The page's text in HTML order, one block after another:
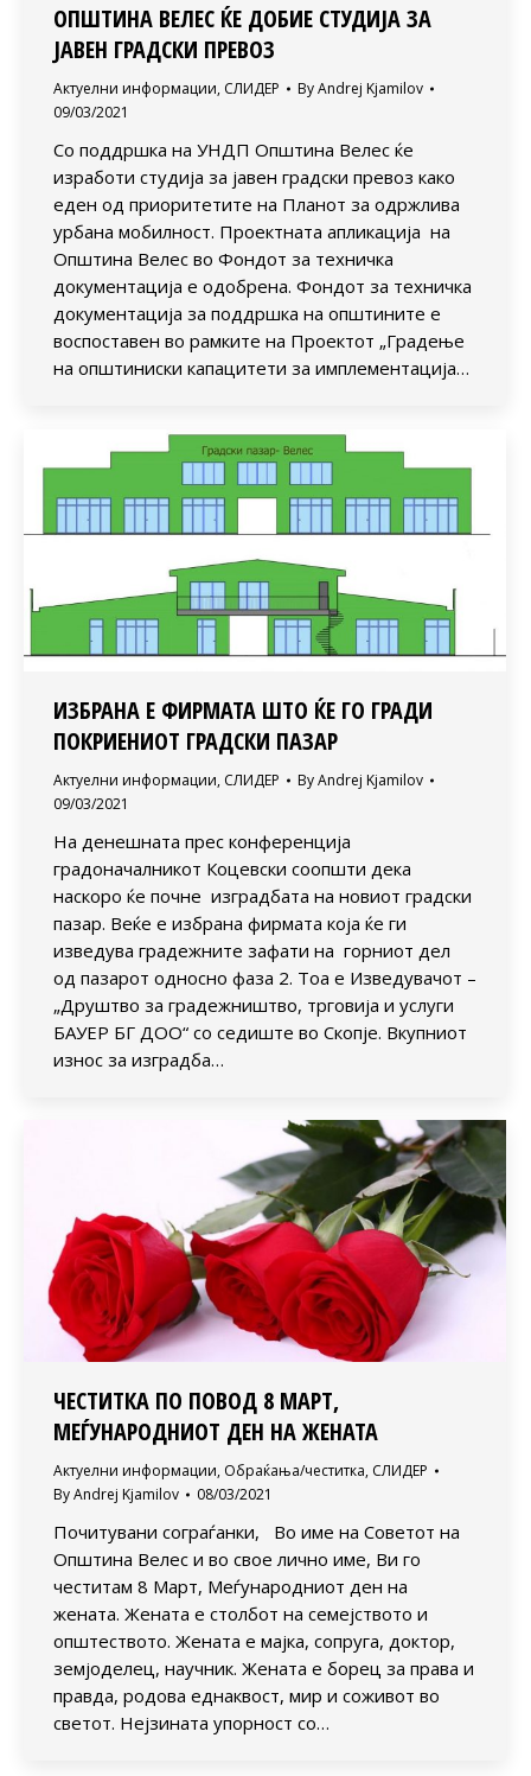
ОПШТИНА ВЕЛЕС ЌЕ ДОБИЕ СТУДИЈА ЗА
ЈАВЕН ГРАДСКИ ПРЕВОЗ
Актуелни информации, СЛИДЕР ByAndrej Kjamilov
09/03/2021
Со поддршка на УНДП Општина Велес ќе
изработи студија за јавен градски превоз како
еден од приоритетите на Планот за одржлива
урбана мобилност. Проектната апликација на
Општина Велес во Фондот за техничка
документација е одобрена. Фондот за техничка
документација за поддршка на општините е
воспоставен во рамките на Проектот „Градење
на општиниски капацитети за имплементација…
ИЗБРАНА Е ФИРМАТА ШТО ЌЕ ГО ГРАДИ
ПОКРИЕНИОТ ГРАДСКИ ПАЗАР
Актуелни информации, СЛИДЕР ByAndrej Kjamilov
09/03/2021
На денешната прес конференција
градоначалникот Коцевски соопшти дека
наскоро ќе почне изградбата на новиот градски
пазар. Веќе е избрана фирмата која ќе ги
изведува градежните зафати на горниот дел
од пазарот односно фаза 2. Тоа е Изведувачот –
„Друштво за градежништво, трговија и услуги
БАУЕР БГ ДОО“ со седиште во Скопје. Вкупниот
износ за изградба…
ЧЕСТИТКА ПО ПОВОД 8 МАРТ,
МЕЃУНАРОДНИОТ ДЕН НА ЖЕНАТА
Актуелни информации, Обраќања/честитка, СЛИДЕР
ByAndrej Kjamilov 08/03/2021
Почитувани сограѓанки, Во име на Советот на
Општина Велес и во свое лично име, Ви го
честитам 8 Март, Меѓународниот ден на
жената. Жената е столбот на семејството и
општеството. Жената е мајка, сопруга, доктор,
земјоделец, научник. Жената е борец за права и
правда, родова еднаквост, мир и соживот во
светот. Нејзината упорност со…